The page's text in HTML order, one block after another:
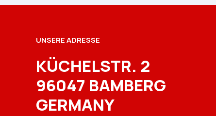
UNSERE ADRESSE
KÜCHELSTR. 2
96047 BAMBERG
GERMANY